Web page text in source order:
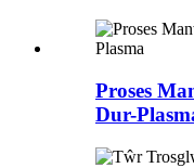
Proses
Dur-